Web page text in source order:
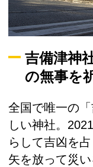
吉備津神
の無事を
全国で唯一の
しい神社。
らして吉凶を
矢を放って災